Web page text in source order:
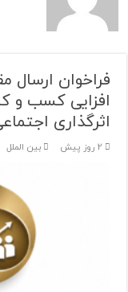
فراخوان ارسال
افزایی کسب و
اثرگذاری
2 روز پیش بین الملل